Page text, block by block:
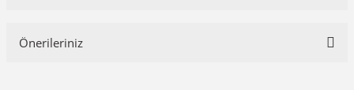
Önerileriniz